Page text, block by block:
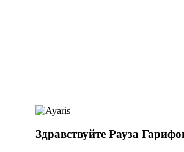
Здравствуйте Рауза